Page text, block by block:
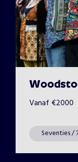
Vanaf €2000
Seventies /